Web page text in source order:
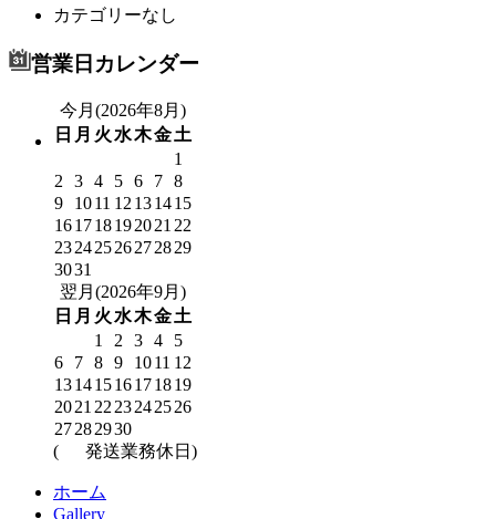
カテゴリーなし
営業日カレンダー
今月(2026年8月)
日 月 火 水木金土
1
2
3 4 5 6 7 8
9
1011 12 131415
161718192021 22
23242526272829
3031
翌月(2026年9月)
日 月 火 水木金土
1
2 3 4
5
6
7 8 9 1011 12
13141516171819
2021 22 23242526
27282930
(
発送業務休日)
ホーム
Gallery